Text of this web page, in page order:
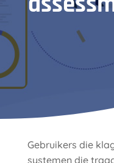
Gebruikers die
systemen die